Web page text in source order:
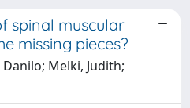
spinal muscular
missing pieces?
Melki, Judith;